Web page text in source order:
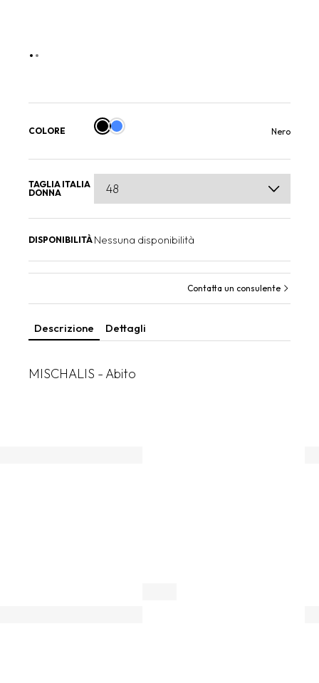
COLORE Nero
TAGLIA ITALIA
DONNA
DISPONIBILITÀ Nessuna disponibilità
Contatta un consulente
Descrizione Dettagli
MISCHALIS - Abito